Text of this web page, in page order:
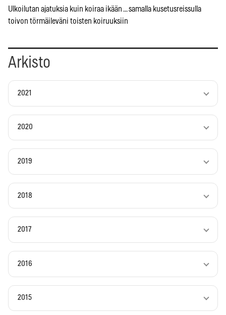
Ulkoilutan ajatuksia kuin koiraa ikään ... samalla kusetusreissulla
toivon törmäileväni toisten koiruuksiin
Arkisto
2021
2020
2019
2018
2017
2016
2015